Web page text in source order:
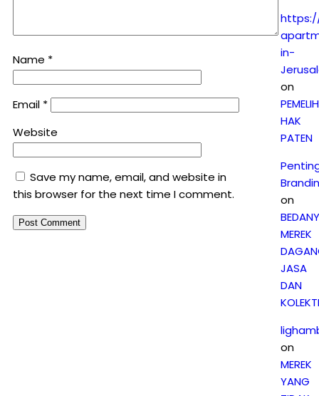
Name *
Email *
Website
Save my name, email, and website in
this browser for the next time I comment.
in-
on
HAK
PATEN
on
MEREK
JASA
DAN
on
MEREK
YANG